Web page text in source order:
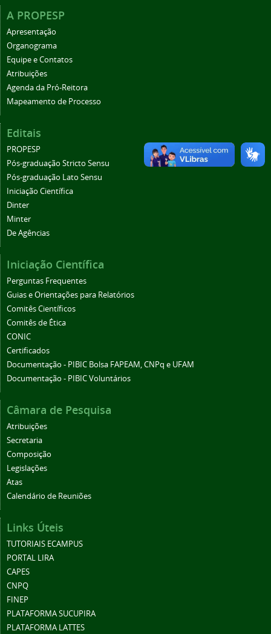
A PROPESP
Apresentação
Organograma
Equipe e Contatos
Atribuições
Agenda da Pró-Reitora
Mapeamento de Processo
Editais
PROPESP
Pós-graduação Stricto Sensu
Pós-graduação Lato Sensu
Iniciação Científica
Dinter
Minter
De Agências
Iniciação Científica
Perguntas Frequentes
Guias e Orientações para Relatórios
Comitês Científicos
Comitês de Ética
CONIC
Certificados
Documentação - PIBIC Bolsa FAPEAM, CNPq e UFAM
Documentação - PIBIC Voluntários
Câmara de Pesquisa
Atribuições
Secretaria
Composição
Legislações
Atas
Calendário de Reuniões
Links Úteis
TUTORIAIS ECAMPUS
PORTAL LIRA
CAPES
CNPQ
FINEP
PLATAFORMA SUCUPIRA
PLATAFORMA LATTES